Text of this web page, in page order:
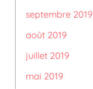
septembre 2019
août 2019
juillet 2019
mai 2019